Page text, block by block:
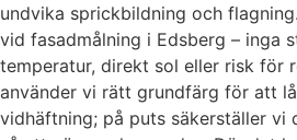
undvika sprickbildning och
vid fasadmålning i Edsberg – inga
temperatur, direkt sol eller risk för
använder vi rätt grundfärg för att
vidhäftning; på puts säkerställer vi